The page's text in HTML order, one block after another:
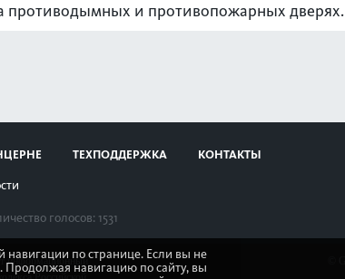
противодымных и противопожарных дверях.
ТЕХПОДДЕРЖКА КОНТАКТЫ
голосов: 1531
информационный
навигации по странице. Если вы не
Продолжая навигацию по сайту, вы